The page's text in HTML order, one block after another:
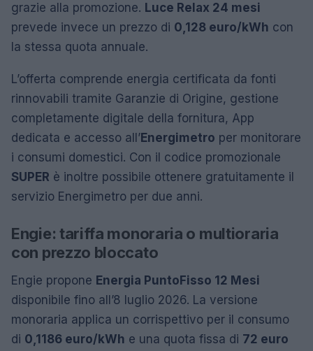
grazie alla promozione. Luce Relax 24 mesi
prevede invece un prezzo di 0,128 euro/kWh con
la stessa quota annuale.
L’offerta comprende energia certificata da fonti
rinnovabili tramite Garanzie di Origine, gestione
completamente digitale della fornitura, App
dedicata e accesso all’Energimetro per monitorare
i consumi domestici. Con il codice promozionale
SUPER è inoltre possibile ottenere gratuitamente il
servizio Energimetro per due anni.
Engie: tariffa monoraria o multioraria
con prezzo bloccato
Engie propone Energia PuntoFisso 12 Mesi
disponibile fino all’8 luglio 2026. La versione
monoraria applica un corrispettivo per il consumo
di 0,1186 euro/kWh e una quota fissa di 72 euro